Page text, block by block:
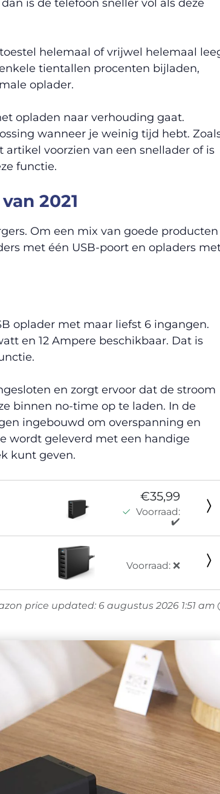
is de telefoon sneller vol als deze
helemaal of vrijwel helemaal
tientallen procenten bijladen,
oplader.
opladen naar verhouding gaat.
wanneer je weinig tijd hebt.
voorzien van een snellader of is
functie.
2021
Om een mix van goede producten
met één USB-poort en opladers
oplader met maar liefst 6 ingangen.
en 12 Ampere beschikbaar. Dat is
en zorgt ervoor dat de stroom
binnen no-time op te laden. In de
ingebouwd om overspanning en
wordt geleverd met een handige
kunt geven.
€35,99
Voorraad:
✔️
Voorraad: ❌
price updated: 6 augustus 2026 1:51 am